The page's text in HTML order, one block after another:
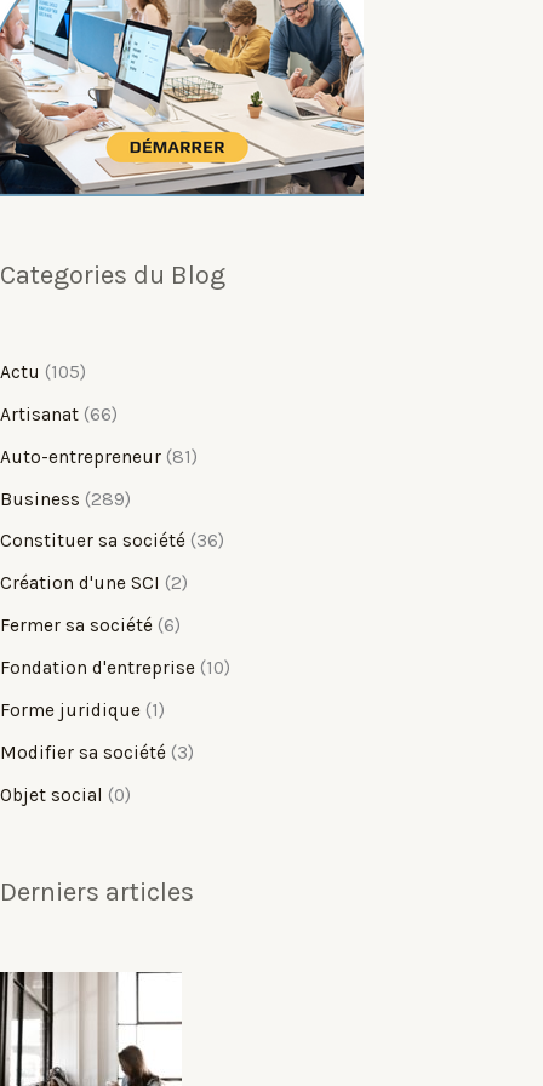
Categories du Blog
Actu (105)
Artisanat (66)
Auto-entrepreneur (81)
Business (289)
Constituer sa société (36)
Création d'une SCI (2)
Fermer sa société (6)
Fondation d'entreprise (10)
Forme juridique (1)
Modifier sa société (3)
Objet social (0)
Derniers articles